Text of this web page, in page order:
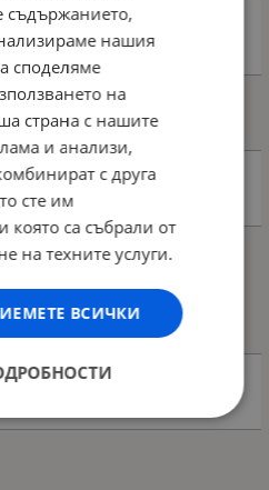
съдържанието,
нашия
споделяме
на
страна с нашите
и анализи,
с друга
сте им
която са събрали от
на техните услуги.
ВСИЧКИ